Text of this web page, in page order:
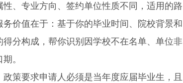
、专业方向、签约单位性质不同，适用的路
价值在于：基于你的毕业时间、院校背景和
分构成，帮你识别因学校不在名单、单位非
。
要求申请人必须是当年度应届毕业生，且